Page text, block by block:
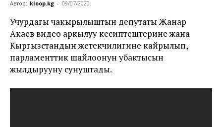
Автор: kloop.kg - 09/07/2020
Учурдагы чакырылыштын депутаты Жанар
Акаев видео аркылуу кесиптештерине жана
Кыргызстандын жетекчилигине кайрылып,
парламенттик шайлоонун убактысын
жылдырууну сунуштады.